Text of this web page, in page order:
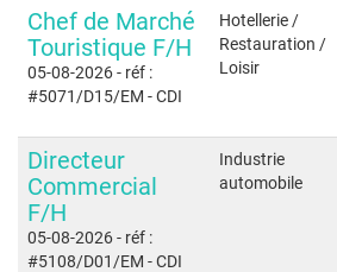
Chef de Marché
Touristique F/H
05-08-2026- réf :
#5071/D15/EM - CDI
Hotellerie /
Restauration /
Loisir
Directeur
Commercial
F/H
05-08-2026- réf :
#5108/D01/EM - CDI
Industrie
automobile